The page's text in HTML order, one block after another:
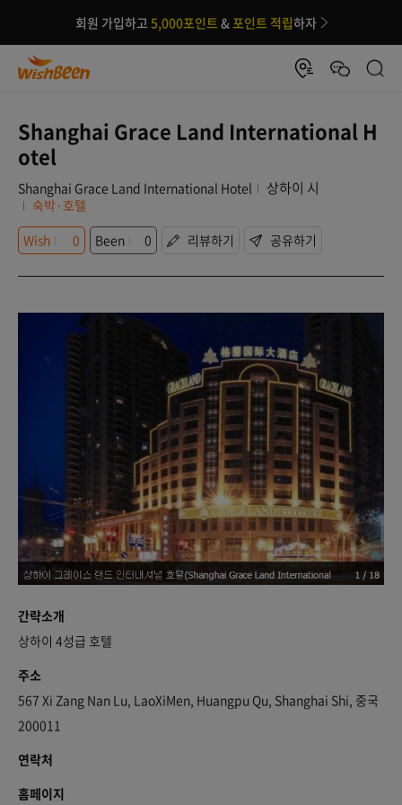
회원 가입하고 5,000포인트 &포인트 적립하자
Shanghai Grace Land International H
otel
Shanghai Grace Land International Hotel 상하이 시
숙박·호텔
Wish
0 Been 0 리뷰하기 공유하기
간략소개
상하이 4성급 호텔
주소
567 Xi Zang Nan Lu, LaoXiMen, Huangpu Qu, Shanghai Shi, 중국
200011
연락처
홈페이지